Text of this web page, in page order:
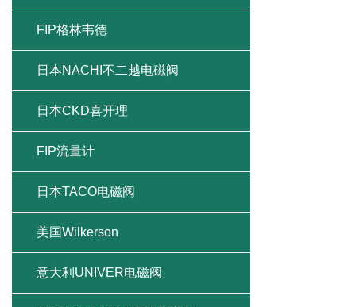
FIP格林韦德
日本NACHI不二越电磁阀
日本CKD喜开理
FIP流量计
日本TACO电磁阀
美国Wilkerson
意大利UNIVER电磁阀